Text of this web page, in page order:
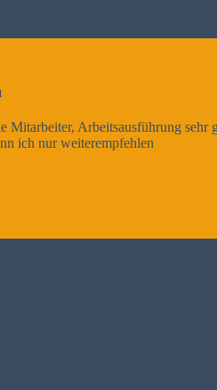
sehr gut und sehr